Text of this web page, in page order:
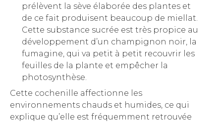
prélèvent la sève élaborée des plantes et
de ce fait produisent beaucoup de miellat.
Cette substance sucrée est très propice au
développement d’un champignon noir, la
fumagine, qui va petit à petit recouvrir les
feuilles de la plante et empêcher la
photosynthèse.
Cette cochenille affectionne les
environnements chauds et humides, ce qui
explique qu’elle est fréquemment retrouvée